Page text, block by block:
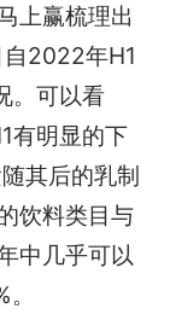
上赢梳理出
自2022年H1
。可以看
有明显的下
其后的乳制
饮料类目与
中几乎可以